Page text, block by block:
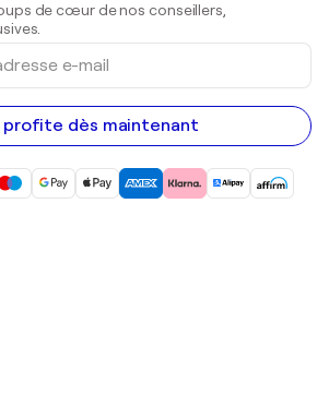
de cœur de nos conseillers,
profite dès maintenant